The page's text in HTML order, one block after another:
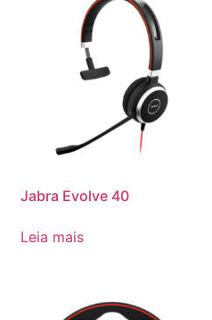
Jabra Evolve 40
Leia mais